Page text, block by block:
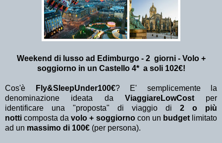
Weekend di lusso ad Edimburgo - 2 giorni - Volo +
soggiorno in un Castello 4* a soli 102€!
Cos'è Fly&SleepUnder100€? E' semplicemente la
denominazione ideata da ViaggiareLowCost per
identificare una "proposta" di viaggio di 2 o più
notti composta davolo + soggiornocon un budget limitato
ad un massimo di 100€ (per persona).